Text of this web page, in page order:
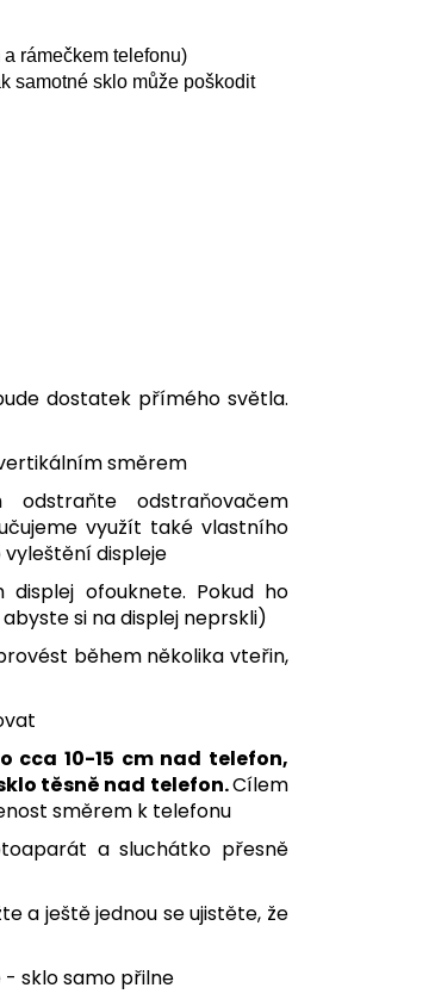
rámečkem telefonu)
samotné sklo může poškodit
dostatek přímého světla.
směrem
odstraňovačem
využít také vlastního
displeje
ofouknete. Pokud ho
si na displej neprskli)
během několika vteřin,
cca 10-15 cm nad telefon,
těsně nad telefon.Cílem
směrem k telefonu
a sluchátko přesně
a ještě jednou se ujistěte, že
sklo samo přilne